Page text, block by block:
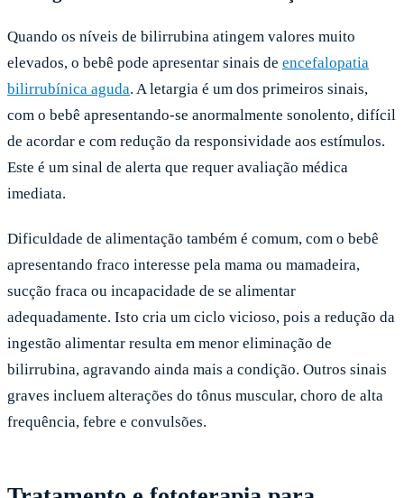
Quando os níveis de bilirrubina atingem valores muito
elevados, o bebê pode apresentar sinais de encefalopatia
bilirrubínica aguda. A letargia é um dos primeiros sinais,
com o bebê apresentando-se anormalmente sonolento, difícil
de acordar e com redução da responsividade aos estímulos.
Este é um sinal de alerta que requer avaliação médica
imediata.
Dificuldade de alimentação também é comum, com o bebê
apresentando fraco interesse pela mama ou mamadeira,
sucção fraca ou incapacidade de se alimentar
adequadamente. Isto cria um ciclo vicioso, pois a redução da
ingestão alimentar resulta em menor eliminação de
bilirrubina, agravando ainda mais a condição. Outros sinais
graves incluem alterações do tônus muscular, choro de alta
frequência, febre e convulsões.